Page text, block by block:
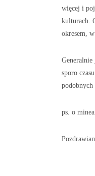
więcej i
kulturach.
okresem,
sporo
podobnych
ps. o